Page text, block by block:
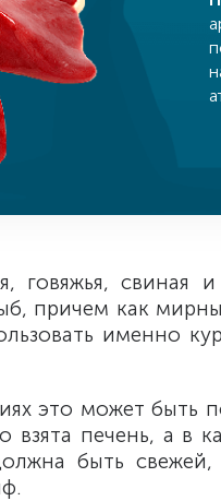
говяжья, свиная
причем как
именно
это может быть
взята печень, а в
быть